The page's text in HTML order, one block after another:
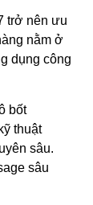
trở nên ưu
nằm ở
dụng công
bốt
thuật
sâu.
sâu